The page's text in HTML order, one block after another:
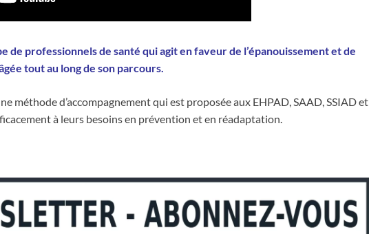
de professionnels de santé qui agit en faveur de l’épanouissement et de
tout au long de son parcours.
méthode d’accompagnement qui est proposée aux EHPAD, SAAD, SSIAD et
à leurs besoins en prévention et en réadaptation.